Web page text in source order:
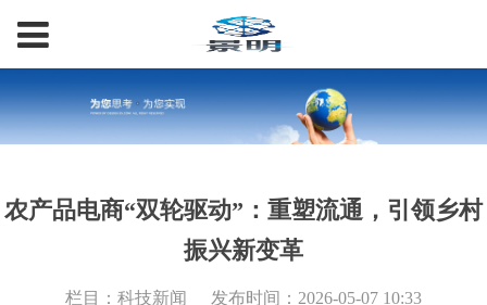
农产品电商“双轮驱动”：重塑流通，引领乡村
振兴新变革
栏目：科技新闻 发布时间：2026-05-07 10:33